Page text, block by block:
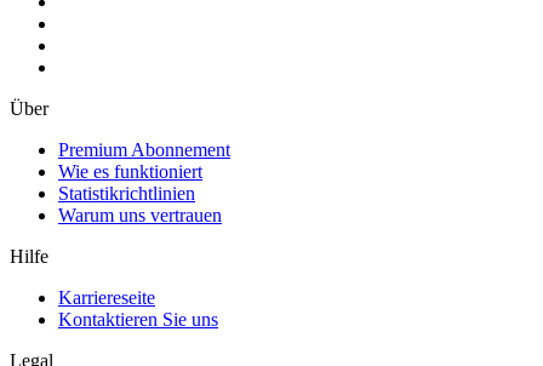
Über
Premium Abonnement
Wie es funktioniert
Statistikrichtlinien
Warum uns vertrauen
Hilfe
Karriereseite
Kontaktieren Sie uns
Legal